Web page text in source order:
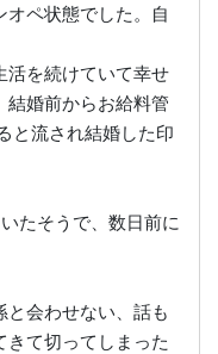
ペ状態でした。自
活を続けていて幸せ
結婚前からお給料管
と流され結婚した印
たそうで、数日前に
会わせない、話も
きて切ってしまった